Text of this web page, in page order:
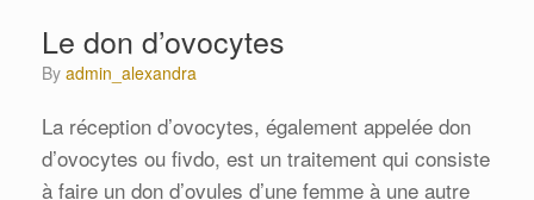
Le don d’ovocytes
by admin_alexandra
La réception d’ovocytes, également appelée don
d’ovocytes ou fivdo, est un traitement qui consiste
à faire un don d’ovules d’une femme à une autre